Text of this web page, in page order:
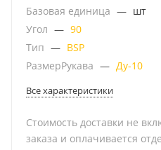
Базовая единица — шт
Угол — 90
Тип — BSP
РазмерРукава — Ду-10
Все характеристики
Стоимость доставки не
заказа и оплачивается